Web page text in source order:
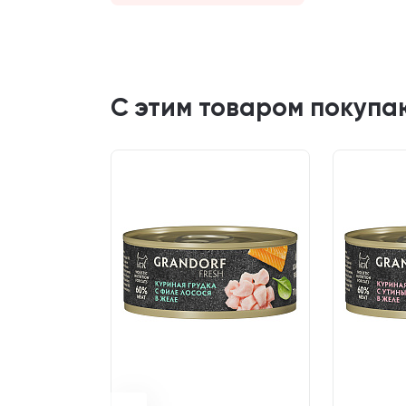
С этим товаром